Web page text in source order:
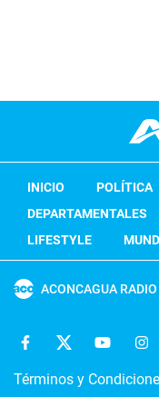
INICIO POLÍTICA
DEPARTAMENTALES
LIFESTYLE
ACONCAGUA RADIO
Términos y